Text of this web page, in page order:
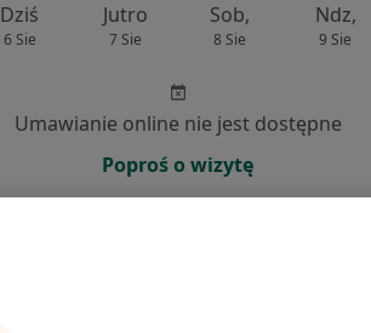
Dziś
6 Sie
Jutro
7 Sie
Sob,
8 Sie
Ndz,
9 Sie
Umawianie online nie jest dostępne
Poproś o wizytę